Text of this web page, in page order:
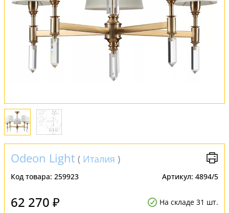
Установка
FAQ
Отзывы
Odeon Light ( Италия )
Код товара: 259923 Артикул: 4894/5
62 270 ₽ На складе 31 шт.